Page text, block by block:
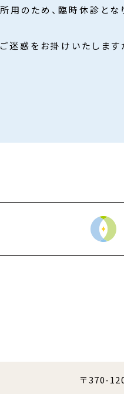
所用のため、臨時休診とな
ご迷惑をお掛けいたします
〒370-